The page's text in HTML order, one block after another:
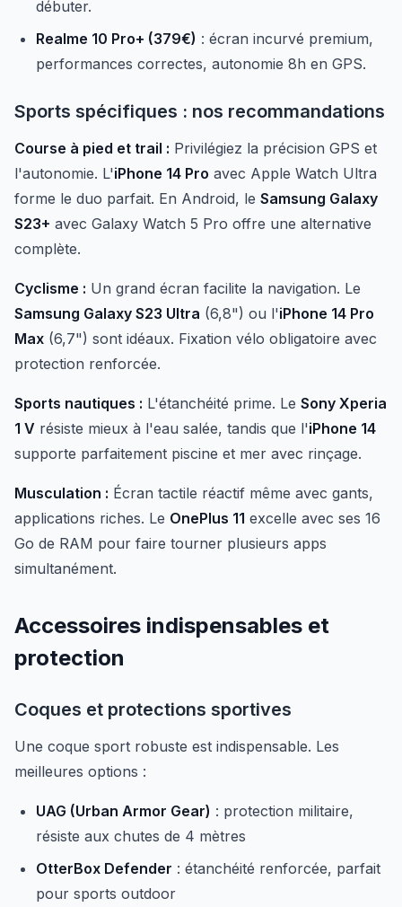
débuter.
Realme 10 Pro+ (379€) : écran incurvé premium,
performances correctes, autonomie 8h en GPS.
Sports spécifiques : nos recommandations
Course à pied et trail : Privilégiez la précision GPS et
l'autonomie. L'iPhone 14 Pro avec Apple Watch Ultra
forme le duo parfait. En Android, le Samsung Galaxy
S23+ avec Galaxy Watch 5 Pro offre une alternative
complète.
Cyclisme : Un grand écran facilite la navigation. Le
Samsung Galaxy S23 Ultra (6,8") ou l'iPhone 14 Pro
Max (6,7") sont idéaux. Fixation vélo obligatoire avec
protection renforcée.
Sports nautiques : L'étanchéité prime. Le Sony Xperia
1 V résiste mieux à l'eau salée, tandis que l'iPhone 14
supporte parfaitement piscine et mer avec rinçage.
Musculation : Écran tactile réactif même avec gants,
applications riches. Le OnePlus 11 excelle avec ses 16
Go de RAM pour faire tourner plusieurs apps
simultanément.
Accessoires indispensables et
protection
Coques et protections sportives
Une coque sport robuste est indispensable. Les
meilleures options :
UAG (Urban Armor Gear) : protection militaire,
résiste aux chutes de 4 mètres
OtterBox Defender : étanchéité renforcée, parfait
pour sports outdoor